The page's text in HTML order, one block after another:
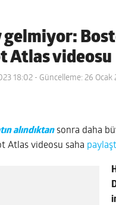
gelmiyor:
Atlas videosu
18:02 - Güncelleme: 26 Ocak
alındıktansonra daha
Atlas videosu saha